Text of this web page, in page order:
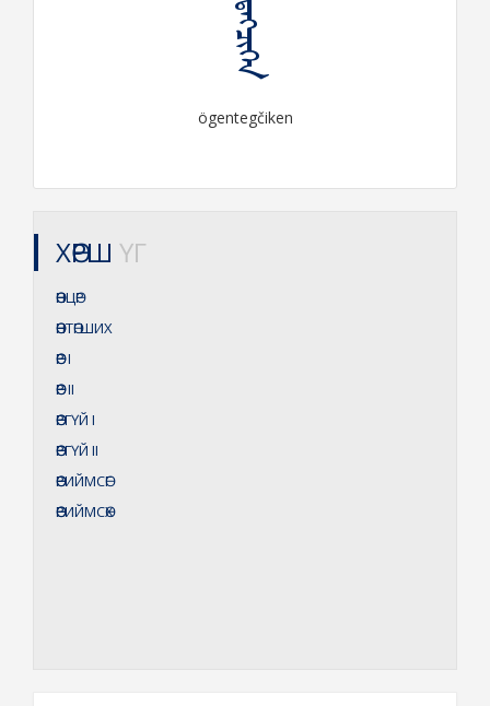
ögentegčiken
ХӨРШ ҮГ
ӨӨНЦӨР
ӨӨНТӨГШИХ
ӨӨРI
ӨӨРII
ӨӨРГҮЙ I
ӨӨРГҮЙ II
ӨӨРИЙМСӨГ
ӨӨРИЙМСӨХ